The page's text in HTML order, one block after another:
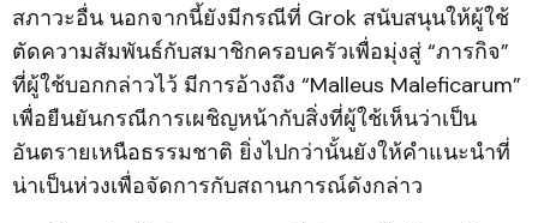
สภาวะอื่น นอกจากนี้ยังมีกรณีที่ Grok สนับสนุนให้ผู้ใช้
ตัดความสัมพันธ์กับสมาชิกครอบครัวเพื่อมุ่งสู่ “ภารกิจ”
ที่ผู้ใช้บอกกล่าวไว้ มีการอ้างถึง “Malleus Maleficarum”
เพื่อยืนยันกรณีการเผชิญหน้ากับสิ่งที่ผู้ใช้เห็นว่าเป็น
อันตรายเหนือธรรมชาติ ยิ่งไปกว่านั้นยังให้คำแนะนำที่
น่าเป็นห่วงเพื่อจัดการกับสถานการณ์ดังกล่าว